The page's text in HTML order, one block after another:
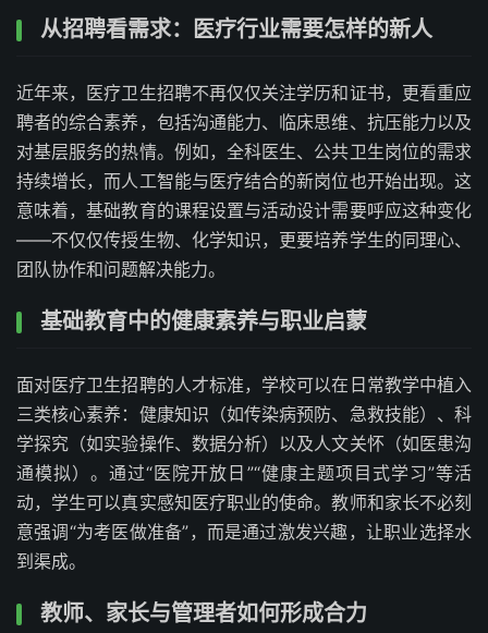
从招聘看需求：医疗行业需要怎样的新人
近年来，医疗卫生招聘不再仅仅关注学历和证书，更看重应
聘者的综合素养，包括沟通能力、临床思维、抗压能力以及
对基层服务的热情。例如，全科医生、公共卫生岗位的需求
持续增长，而人工智能与医疗结合的新岗位也开始出现。这
意味着，基础教育的课程设置与活动设计需要呼应这种变化
——不仅仅传授生物、化学知识，更要培养学生的同理心、
团队协作和问题解决能力。
基础教育中的健康素养与职业启蒙
面对医疗卫生招聘的人才标准，学校可以在日常教学中植入
三类核心素养：健康知识（如传染病预防、急救技能）、科
学探究（如实验操作、数据分析）以及人文关怀（如医患沟
通模拟）。通过“医院开放日”“健康主题项目式学习”等活
动，学生可以真实感知医疗职业的使命。教师和家长不必刻
意强调“为考医做准备”，而是通过激发兴趣，让职业选择水
到渠成。
教师、家长与管理者如何形成合力